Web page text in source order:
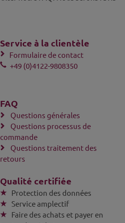
Service à la clientèle
Formulaire de contact
+49 (0)4122-9808350
FAQ
Questions générales
Questions processus de
commande
Questions traitement des
retours
Qualité certifiée
Protection des données
Service amplectif
Faire des achats et payer en